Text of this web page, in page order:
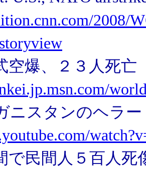
2008/
空爆、２３人死
ニスタンのヘラー
で民間人５百人